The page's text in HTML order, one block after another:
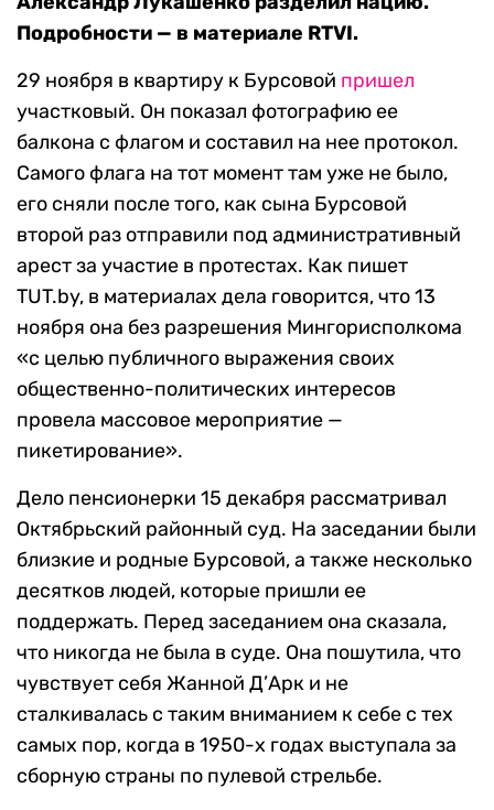
Подробности — в материале RTVI.
29 ноября в квартиру к Бурсовой пришел
участковый. Он показал фотографию ее
балкона с флагом и составил на нее протокол.
Самого флага на тот момент там уже не было,
его сняли после того, как сына Бурсовой
второй раз отправили под административный
арест за участие в протестах. Как пишет
TUT.by, в материалах дела говорится, что 13
ноября она без разрешения Мингорисполкома
«с целью публичного выражения своих
общественно-политических интересов
провела массовое мероприятие —
пикетирование».
Дело пенсионерки 15 декабря рассматривал
Октябрьский районный суд. На заседании были
близкие и родные Бурсовой, а также несколько
десятков людей, которые пришли ее
поддержать. Перед заседанием она сказала,
что никогда не была в суде. Она пошутила, что
чувствует себя Жанной Д’Арк и не
сталкивалась с таким вниманием к себе с тех
самых пор, когда в 1950-х годах выступала за
сборную страны по пулевой стрельбе.